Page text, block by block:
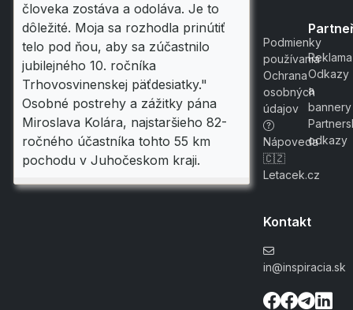
človeka zostáva a odoláva. Je to
dôležité. Moja sa rozhodla prinútiť
telo pod ňou, aby sa zúčastnilo
jubilejného 10. ročníka
Trhovosvinenskej päťdesiatky."
Osobné postrehy a zážitky pána
Miroslava Kolára, najstaršieho 82-
ročného účastníka tohto 55 km
pochodu v Juhočeskom kraji.
Podmienky
používania
Ochrana
osobných
údajov
Nápoveda
🇨🇿
Letacek.cz
Reklama
Odkazy
a
bannery
odkazy
Kontakt
in@inspiracia.sk